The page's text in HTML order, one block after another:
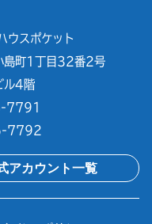
ウスポケット
町1丁目32番2号
ル4階
7791
7792
アカウント一覧